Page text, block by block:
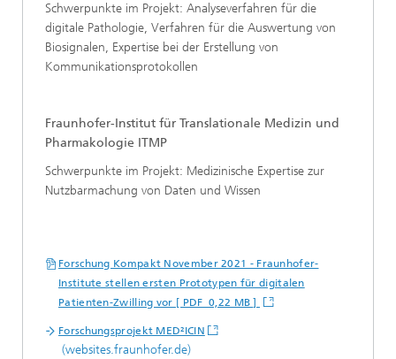
Schwerpunkte im Projekt: Analyseverfahren für die
digitale Pathologie, Verfahren für die Auswertung von
Biosignalen, Expertise bei der Erstellung von
Kommunikationsprotokollen
Fraunhofer-Institut für Translationale Medizin und
Pharmakologie ITMP
Schwerpunkte im Projekt: Medizinische Expertise zur
Nutzbarmachung von Daten und Wissen
Forschung Kompakt November 2021 - Fraunhofer-
Institute stellen ersten Prototypen für digitalen
Patienten-Zwilling vor [ PDF 0,22 MB ]
Forschungsprojekt MED²ICIN
(websites.fraunhofer.de)